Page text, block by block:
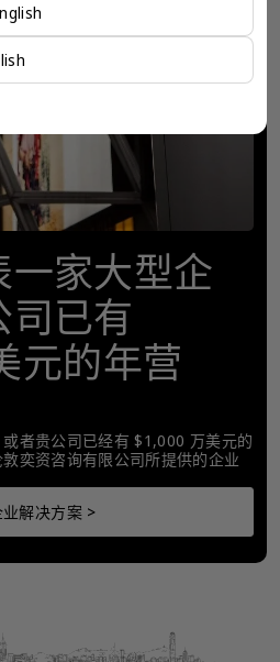
家大型企
司已有
元的年营
者贵公司已经有 $1,000 万美元的
奕资咨询有限公司所提供的企业
解决方案 >